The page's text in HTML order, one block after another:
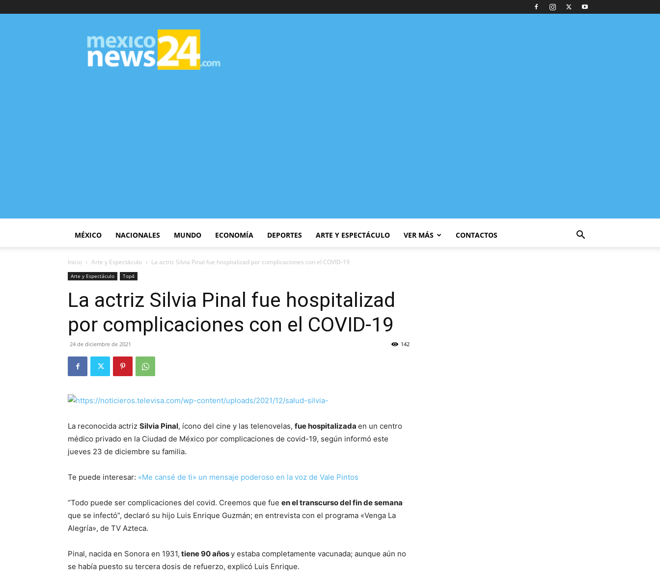
MexicoNews24
MÉXICO NACIONALES MUNDO ECONOMÍA DEPORTES ARTE Y ESPECTÁCULO VER MÁS CONTACTOS
Inicio Arte y Espectáculo La actriz Silvia Pinal fue hospitalizad por complicaciones con el COVID-19
Arte y Espectáculo Top4
La actriz Silvia Pinal fue hospitalizad
por complicaciones con el COVID-19
24 de diciembre de 2021 142
La reconocida actriz Silvia Pinal, ícono del cine y las telenovelas, fue hospitalizada en un centro
médico privado en la Ciudad de México por complicaciones de covid-19, según informó este
jueves 23 de diciembre su familia.
Te puede interesar: «Me cansé de ti» un mensaje poderoso en la voz de Vale Pintos
“Todo puede ser complicaciones del covid. Creemos que fue en el transcurso del fin de semana
que se infectó”, declaró su hijo Luis Enrique Guzmán; en entrevista con el programa «Venga La
Alegría», de TV Azteca.
Pinal, nacida en Sonora en 1931, tiene 90 añosy estaba completamente vacunada; aunque aún no
se había puesto su tercera dosis de refuerzo, explicó Luis Enrique.